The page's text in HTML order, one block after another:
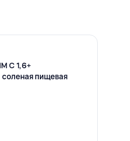
C 1,6+
пищевая